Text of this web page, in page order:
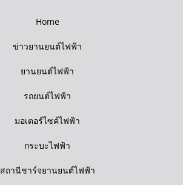
Home
ข่าวยานยนต์ไฟฟ้า
ยานยนต์ไฟฟ้า
รถยนต์ไฟฟ้า
มอเตอร์ไซค์ไฟฟ้า
กระบะไฟฟ้า
สถานีชาร์จยานยนต์ไฟฟ้า